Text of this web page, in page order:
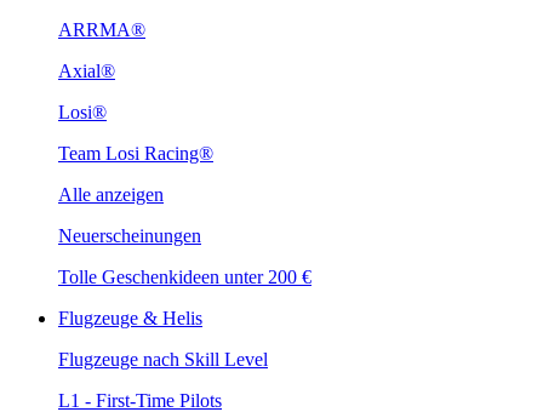
ARRMA®
Axial®
Losi®
Team Losi Racing®
Alle anzeigen
Neuerscheinungen
Tolle Geschenkideen unter 200 €
Flugzeuge & Helis
Flugzeuge nach Skill Level
L1 - First-Time Pilots